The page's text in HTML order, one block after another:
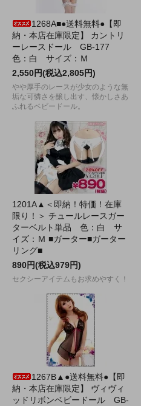
1268A■●送料無料●【即
納・本店在庫限定】 カントリ
ーレースドール GB-177
色：白 サイズ：Ｍ
2,550円(税込2,805円)
やや厚手のレースが少女のような無
垢な可憐さを醸し出す、懐かしさあ
ふれるベビードール。
1201A▲＜即納！特価！在庫
限り！＞ チュールレースガー
ターベルト単品 色：白 サ
イズ：Ｍ ■ガーター■ガーター
リング■
890円(税込979円)
セクシーアイテムもお求めやすく！
1267B▲●送料無料●【即
納・本店在庫限定】 ヴィヴィ
ッドリボンベビードール GB-